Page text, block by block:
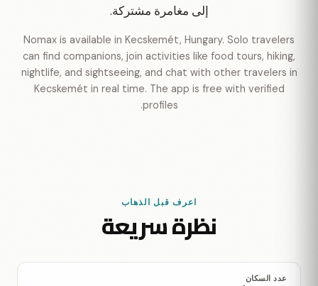
إلى مغامرة مشتركة.
Nomax is available in Kecskemét, Hungary. Solo travelers
can find companions, join activities like food tours, hiking,
nightlife, and sightseeing, and chat with other travelers in
Kecskemét in real time. The app is free with verified
profiles.
اعرف قبل الذهاب
نظرة سريعة
عدد السكان